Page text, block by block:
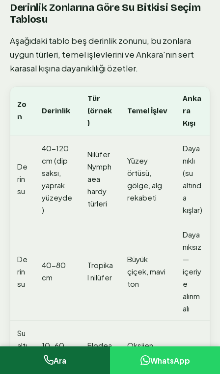
Derinlik Zonlarına Göre Su Bitkisi Seçim
Tablosu
Aşağıdaki tablo beş derinlik zonunu, bu zonlara
uygun türleri, temel işlevlerini ve Ankara'nın sert
karasal kışına dayanıklılığı özetler.
Zo
n
Derinlik
Tür
(örnek
)
Temel İşlev
Anka
ra
Kışı
De
rin
su
40-120
cm (dip
saksı,
yaprak
yüzeyde
)
Nilüfer
Nymph
aea
hardy
türleri
Yüzey
örtüsü,
gölge, alg
rekabeti
Daya
nıklı
(su
altınd
a
kışlar)
De
rin
su
40-80
cm
Tropika
l nilüfer
Büyük
çiçek, mavi
ton
Daya
nıksız
—
içeriy
e
alınm
alı
Su
altı
10-60
cm (tam
Elodea
Oksijen,
besin
nıklı
Ara WhatsApp